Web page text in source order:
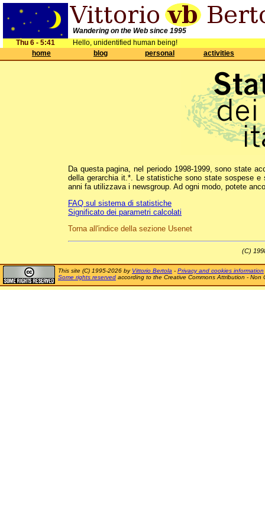
Wandering on the Web since 1995
Thu 6 - 5:41
Hello, unidentified human being!
home
blog personal activities
Da questa pagina, nel periodo 1998-1999, sono state
della gerarchia it.*. Le statistiche sono state sospese
anni fa utilizzava i newsgroup. Ad ogni modo, potete
FAQ sul sistema di statistiche
Significato dei parametri calcolati
Torna all'indice della sezione Usenet
(C)
This site (C) 1995-2026 by Vittorio Bertola - Privacy and cookies information
Some rights reserved according to the Creative Commons Attribution - Non